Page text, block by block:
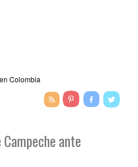
Campeche ante